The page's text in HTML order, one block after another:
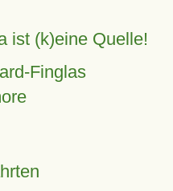
ist (k)eine Quelle!
Finglas